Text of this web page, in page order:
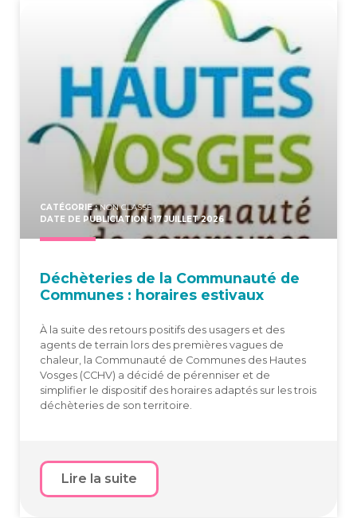
CATÉGORIE :NON CLASSÉ
DATE DE PUBLICIATION : 17 JUILLET 2026
Déchè­te­ries de la Com­mu­nau­té de
Com­munes : horaires estivaux
À la suite des retours positifs des usagers et des
agents de terrain lors des premières vagues de
chaleur, la Communauté de Communes des Hautes
Vosges (CCHV) a décidé de pérenniser et de
simplifier le dispositif des horaires adaptés sur les trois
déchèteries de son territoire.
Lire la suite